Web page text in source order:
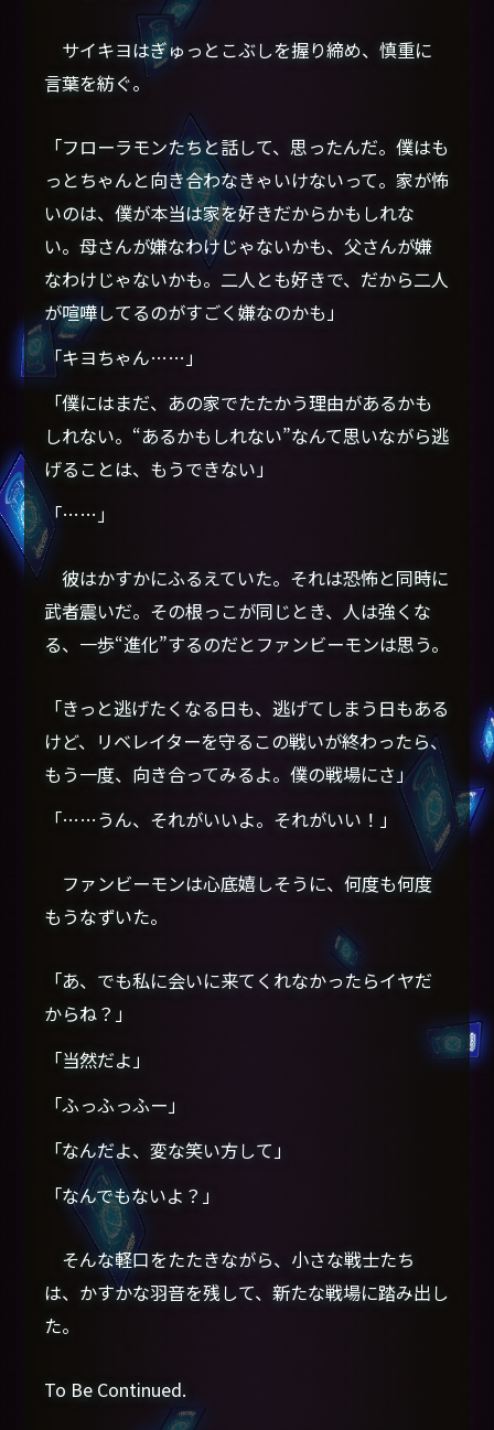
サイキヨはぎゅっとこぶしを握り締め、慎重に
言葉を紡ぐ。
「フローラモンたちと話して、思ったんだ。僕はも
っとちゃんと向き合わなきゃいけないって。家が怖
いのは、僕が本当は家を好きだからかもしれな
い。母さんが嫌なわけじゃないかも、父さんが嫌
なわけじゃないかも。二人とも好きで、だから二人
が喧嘩してるのがすごく嫌なのかも」
「キヨちゃん……」
「僕にはまだ、あの家でたたかう理由があるかも
しれない。“あるかもしれない”なんて思いながら逃
げることは、もうできない」
「……」
彼はかすかにふるえていた。それは恐怖と同時に
武者震いだ。その根っこが同じとき、人は強くな
る、一歩“進化”するのだとファンビーモンは思う。
「きっと逃げたくなる日も、逃げてしまう日もある
けど、リベレイターを守るこの戦いが終わったら、
もう一度、向き合ってみるよ。僕の戦場にさ」
「……うん、それがいいよ。それがいい！」
ファンビーモンは心底嬉しそうに、何度も何度
もうなずいた。
「あ、でも私に会いに来てくれなかったらイヤだ
からね？」
「当然だよ」
「ふっふっふー」
「なんだよ、変な笑い方して」
「なんでもないよ？」
そんな軽口をたたきながら、小さな戦士たち
は、かすかな羽音を残して、新たな戦場に踏み出し
た。
To Be Continued.